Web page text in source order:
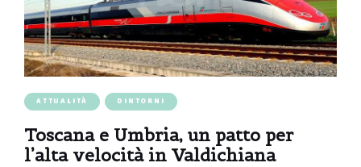
ATTUALITÀ DINTORNI
Toscana e Umbria, un patto per
l’alta velocità in Valdichiana